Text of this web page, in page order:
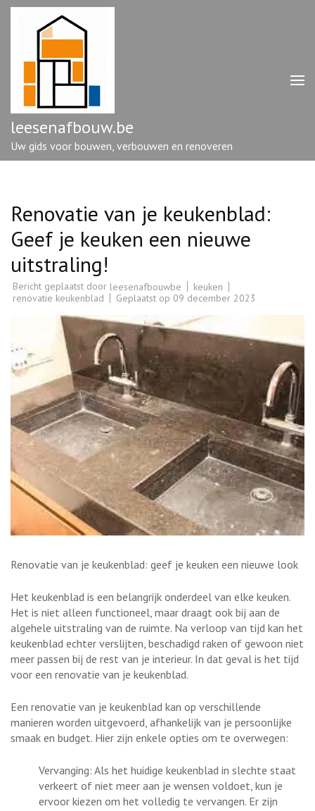
Ga
enter)
leesenafbouw.be
Uw gids voor bouwen, verbouwen en renoveren
Renovatie van je keukenblad:
Geef je keuken een nieuwe
uitstraling!
Bericht geplaatst door leesenafbouwbe
keuken
renovatie keukenblad
Geplaatst op 09 december 2023
Renovatie van je keukenblad: geef je keuken een nieuwe look
Het keukenblad is een belangrijk onderdeel van elke keuken.
Het is niet alleen functioneel, maar draagt ook bij aan de
algehele uitstraling van de ruimte. Na verloop van tijd kan het
keukenblad echter verslijten, beschadigd raken of gewoon niet
meer passen bij de rest van je interieur. In dat geval is het tijd
voor een renovatie van je keukenblad.
Een renovatie van je keukenblad kan op verschillende
manieren worden uitgevoerd, afhankelijk van je persoonlijke
smaak en budget. Hier zijn enkele opties om te overwegen:
Vervanging: Als het huidige keukenblad in slechte staat
verkeert of niet meer aan je wensen voldoet, kun je
ervoor kiezen om het volledig te vervangen. Er zijn